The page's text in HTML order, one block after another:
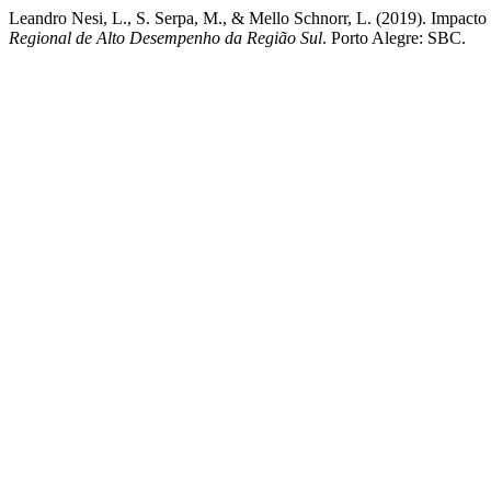
Leandro Nesi, L., S. Serpa, M., & Mello Schnorr, L. (2019).
Regional de Alto Desempenho da Região Sul. Porto Alegre: SBC.